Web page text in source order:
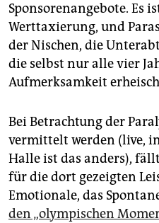
Sponsorenangebote. Es
Werttaxierung, und
der Nischen, die
die selbst nur alle vier
Aufmerksamkeit
Bei Betrachtung der
vermittelt werden (live,
Halle ist das anders),
für die dort gezeigten
Emotionale, das
den „olympischen